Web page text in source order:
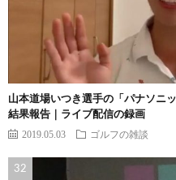
山本道場いつき選手の「パナソニ
結果報告｜ライブ配信の録画
2019.05.03 ゴルフの雑談